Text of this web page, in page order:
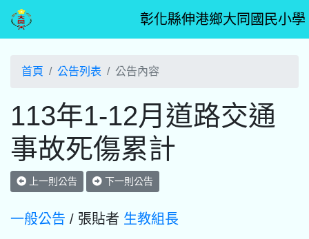
彰化縣伸港鄉大同國民小學
首頁 公告列表 公告內容
113年1-12月道路交通
事故死傷累計
上一則公告 下一則公告
一般公告 / 張貼者 生教組長